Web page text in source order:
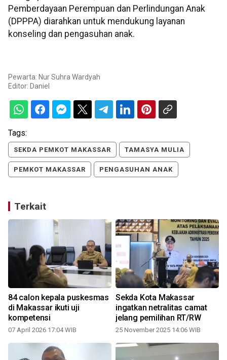
Pemberdayaan Perempuan dan Perlindungan Anak
(DPPPA) diarahkan untuk mendukung layanan
konseling dan pengasuhan anak.
Pewarta: Nur Suhra Wardyah
Editor: Daniel
Tags:
SEKDA PEMKOT MAKASSAR TAMASYA MULIA
PEMKOT MAKASSAR PENGASUHAN ANAK
Terkait
84 calon kepala puskesmas
di Makassar ikuti uji
kompetensi
07 April 2026 17:04 WIB
Sekda Kota Makassar
ingatkan netralitas camat
jelang pemilihan RT/RW
25 November 2025 14:06 WIB